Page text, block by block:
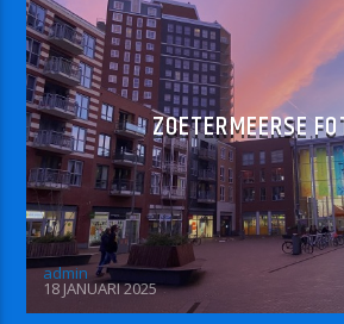
ZOETERMEERSE
admin
18 JANUARI 2025